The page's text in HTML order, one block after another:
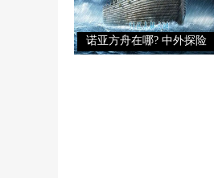
诺亚方舟在哪? 中外探险
队能否揭开诺亚方舟之谜